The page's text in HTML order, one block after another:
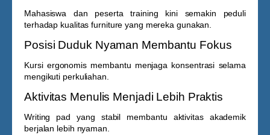
Mahasiswa dan peserta training kini semakin peduli
terhadap kualitas furniture yang mereka gunakan.
Posisi Duduk Nyaman Membantu Fokus
Kursi ergonomis membantu menjaga konsentrasi selama
mengikuti perkuliahan.
Aktivitas Menulis Menjadi Lebih Praktis
Writing pad yang stabil membantu aktivitas akademik
berjalan lebih nyaman.